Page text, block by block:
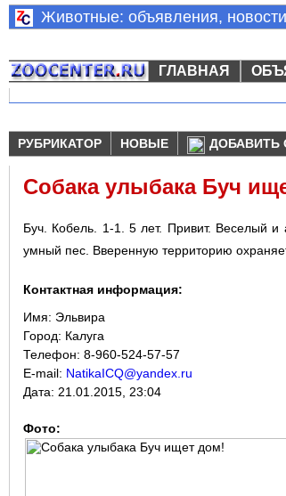
Животные: объявления,
ГЛАВНАЯ
РУБРИКАТОР
НОВЫЕ ДОБАВИТЬ
Собака улыбака Буч
Буч. Кобель. 1-1. 5 лет. Привит. Веселый
умный пес. Вверенную территорию
Контактная информация:
Имя: Эльвира
Город: Калуга
Телефон: 8-960-524-57-57
E-mail: NatikaICQ@yandex.ru
Дата: 21.01.2015, 23:04
Фото: